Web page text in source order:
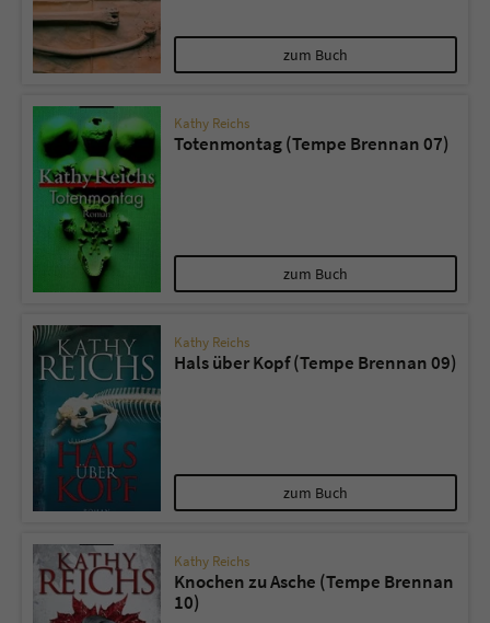
zum Buch
Kathy Reichs
Totenmontag (Tempe Brennan 07)
zum Buch
Kathy Reichs
Hals über Kopf (Tempe Brennan 09)
zum Buch
Kathy Reichs
Knochen zu Asche (Tempe Brennan
10)